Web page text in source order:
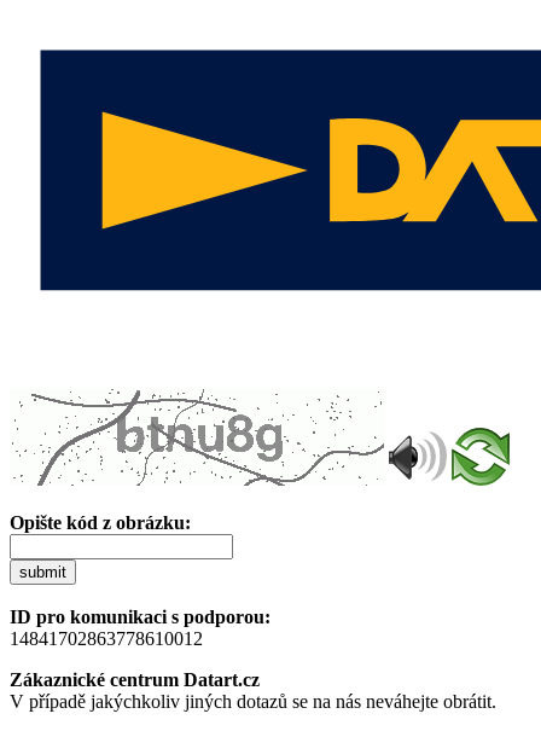
Opište kód z obrázku:
submit
ID pro komunikaci s podporou:
14841702863778610012
Zákaznické centrum Datart.cz
V případě jakýchkoliv jiných dotazů se na nás neváhejte obrátit.